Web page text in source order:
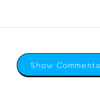
Show Comments